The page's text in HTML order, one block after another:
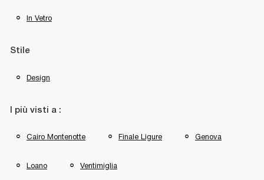
In Vetro
Stile
Design
I più visti a :
Cairo Montenotte Finale Ligure Genova
Loano Ventimiglia